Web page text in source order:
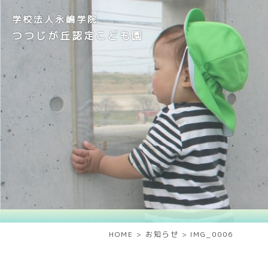
学校法人永嶋学院
つつじが丘認定こども園
HOME > お知らせ > IMG_0006